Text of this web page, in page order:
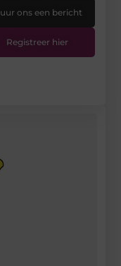
ons een bericht
Registreer hier